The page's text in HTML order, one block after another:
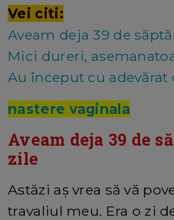
Vei citi:
Aveam deja 39 de
Mici dureri,
Au început cu
nastere vaginala
Aveam deja 39 de
zile
Astăzi aș vrea să vă
travaliul meu. Era o zi